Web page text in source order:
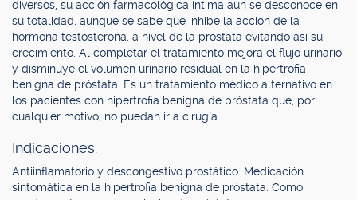
diversos, su acción farmacológica íntima aún se desconoce en
su totalidad, aunque se sabe que inhibe la acción de la
hormona testosterona, a nivel de la próstata evitando así su
crecimiento. Al completar el tratamiento mejora el flujo urinario
y disminuye el volumen urinario residual en la hipertrofia
benigna de próstata. Es un tratamiento médico alternativo en
los pacientes con hipertrofia benigna de próstata que, por
cualquier motivo, no puedan ir a cirugía.
Indicaciones.
Antiinflamatorio y descongestivo prostático. Medicación
sintomática en la hipertrofia benigna de próstata. Como